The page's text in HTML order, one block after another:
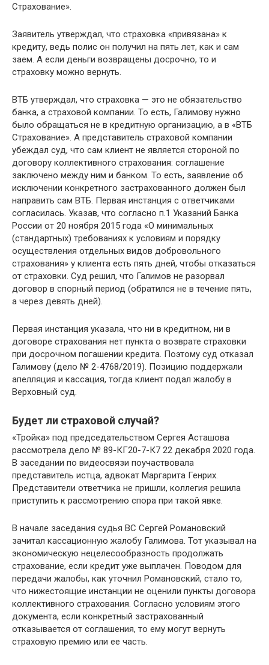
Страхование».
Заявитель утверждал, что страховка «привязана» к
кредиту, ведь полис он получил на пять лет, как и сам
заем. А если деньги возвращены досрочно, то и
страховку можно вернуть.
ВТБ утверждал, что страховка — это не обязательство
банка, а страховой компании. То есть, Галимову нужно
было обращаться не в кредитную организацию, а в «ВТБ
Страхование». А представитель страховой компании
убеждал суд, что сам клиент не является стороной по
договору коллективного страхования: соглашение
заключено между ним и банком. То есть, заявление об
исключении конкретного застрахованного должен был
направить сам ВТБ. Первая инстанция с ответчиками
согласилась. Указав, что согласно п.1 Указаний Банка
России от 20 ноября 2015 года «О минимальных
(стандартных) требованиях к условиям и порядку
осуществления отдельных видов добровольного
страхования» у клиента есть пять дней, чтобы отказаться
от страховки. Суд решил, что Галимов не разорвал
договор в спорный период (обратился не в течение пять,
а через девять дней).
Первая инстанция указала, что ни в кредитном, ни в
договоре страхования нет пункта о возврате страховки
при досрочном погашении кредита. Поэтому суд отказал
Галимову (дело № 2-4768/2019). Позицию поддержали
апелляция и кассация, тогда клиент подал жалобу в
Верховный суд.
Будет ли страховой случай?
«Тройка» под председательством Сергея Асташова
рассмотрела дело № 89-КГ20-7-К7 22 декабря 2020 года.
В заседании по видеосвязи поучаствовала
представитель истца, адвокат Маргарита Генрих.
Представители ответчика не пришли, коллегия решила
приступить к рассмотрению спора при такой явке.
В начале заседания судья ВС Сергей Романовский
зачитал кассационную жалобу Галимова. Тот указывал на
экономическую нецелесообразность продолжать
страхование, если кредит уже выплачен. Поводом для
передачи жалобы, как уточнил Романовский, стало то,
что нижестоящие инстанции не оценили пункты договора
коллективного страхования. Согласно условиям этого
документа, если конкретный застрахованный
отказывается от соглашения, то ему могут вернуть
страховую премию или ее часть.